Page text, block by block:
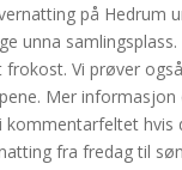
på Hedrum
unna
Vi prøver
Mer
kommentarfeltet hvis
fra fredag til